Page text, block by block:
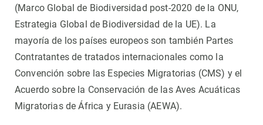
(Marco Global de Biodiversidad post-2020 de la ONU,
Estrategia Global de Biodiversidad de la UE). La
mayoría de los países europeos son también Partes
Contratantes de tratados internacionales como la
Convención sobre las Especies Migratorias (CMS) y el
Acuerdo sobre la Conservación de las Aves Acuáticas
Migratorias de África y Eurasia (AEWA).